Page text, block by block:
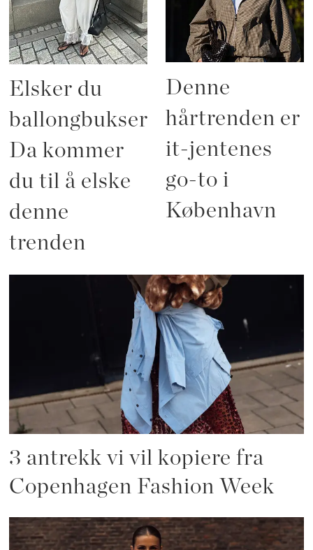
Elsker du
ballongbukser?
Da kommer
du til å elske
denne
trenden
Denne
hårtrenden er
it-jentenes
go-to i
København
3 antrekk vi vil kopiere fra
Copenhagen Fashion Week